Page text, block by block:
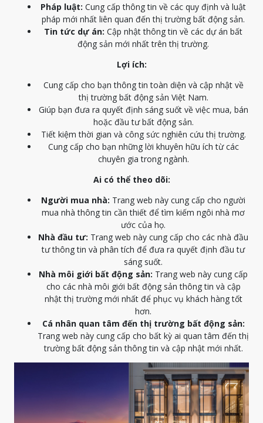
Pháp luật: Cung cấp thông tin về các quy định và luật
pháp mới nhất liên quan đến thị trường bất động sản.
Tin tức dự án: Cập nhật thông tin về các dự án bất
động sản mới nhất trên thị trường.
Lợi ích:
Cung cấp cho bạn thông tin toàn diện và cập nhật về
thị trường bất động sản Việt Nam.
Giúp bạn đưa ra quyết định sáng suốt về việc mua, bán
hoặc đầu tư bất động sản.
Tiết kiệm thời gian và công sức nghiên cứu thị trường.
Cung cấp cho bạn những lời khuyên hữu ích từ các
chuyên gia trong ngành.
Ai có thể theo dõi:
Người mua nhà: Trang web này cung cấp cho người
mua nhà thông tin cần thiết để tìm kiếm ngôi nhà mơ
ước của họ.
Nhà đầu tư: Trang web này cung cấp cho các nhà đầu
tư thông tin và phân tích để đưa ra quyết định đầu tư
sáng suốt.
Nhà môi giới bất động sản: Trang web này cung cấp
cho các nhà môi giới bất động sản thông tin và cập
nhật thị trường mới nhất để phục vụ khách hàng tốt
hơn.
Cá nhân quan tâm đến thị trường bất động sản:
Trang web này cung cấp cho bất kỳ ai quan tâm đến thị
trường bất động sản thông tin và cập nhật mới nhất.